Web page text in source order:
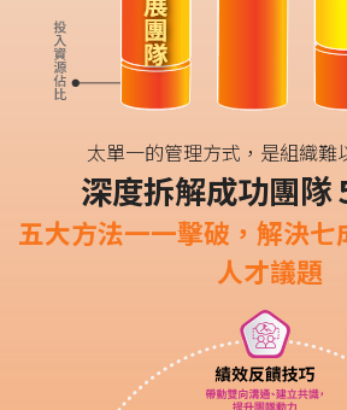
太單一的管理方式，是組織難
深度拆解成功團隊
五大方法一一擊破，解決七
人才議題